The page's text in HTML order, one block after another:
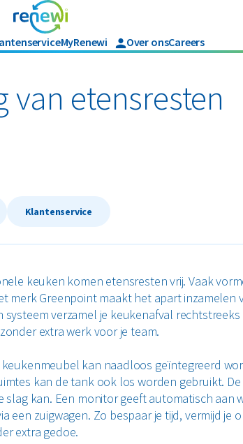
Onze diensten
Papier en karton
Papier en karton
MyRenewi Over onsCareers
etensresten
Klantenservice
keuken komen etensresten vrij. Vaak
merk Greenpoint maakt het apart
systeem verzamel je keukenafval
extra werk voor je team.
kan naadloos geïntegreerd
kan de tank ook los worden gebruikt.
slag kan. Een monitor geeft automatisch
een zuigwagen. Zo bespaar je tijd, vermijd
extra gedoe.